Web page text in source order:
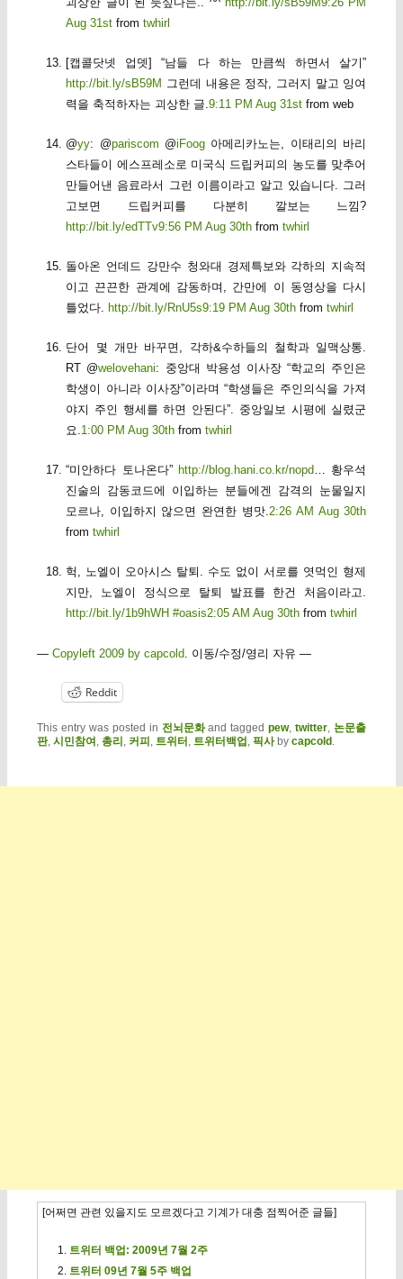
Aug 31st fromtwhirl
[캡콜닷넷 업뎃] “남들 다 하는 만큼씩 하면서 살기”
http://bit.ly/sB59M 그런데 내용은 정작, 그러지 말고 잉여
력을 축적하자는 괴상한 글.9:11 PM Aug 31st from web
@yy: @pariscom @iFoog 아메리카노는, 이태리의 바리
스타들이 에스프레소로 미국식 드립커피의 농도를 맞추어
만들어낸 음료라서 그런 이름이라고 알고 있습니다. 그러
고보면 드립커피를 다분히 깔보는 느낌?
http://bit.ly/edTTv9:56 PM Aug 30th fromtwhirl
돌아온 언데드 강만수 청와대 경제특보와 각하의 지속적
이고 끈끈한 관계에 감동하며, 간만에 이 동영상을 다시
틀었다. http://bit.ly/RnU5s9:19 PM Aug 30th fromtwhirl
단어 몇 개만 바꾸면, 각하&수하들의 철학과 일맥상통.
RT @welovehani: 중앙대 박용성 이사장 “학교의 주인은
학생이 아니라 이사장”이라며 “학생들은 주인의식을 가져
야지 주인 행세를 하면 안된다”. 중앙일보 시평에 실렸군
요.1:00 PM Aug 30th fromtwhirl
“미안하다 토나온다” http://blog.hani.co.kr/nopd… 황우석
진술의 감동코드에 이입하는 분들에겐 감격의 눈물일지
모르나, 이입하지 않으면 완연한 병맛.2:26 AM Aug 30th
fromtwhirl
헉, 노엘이 오아시스 탈퇴. 수도 없이 서로를 엿먹인 형제
지만, 노엘이 정식으로 탈퇴 발표를 한건 처음이라고.
http://bit.ly/1b9hWH #oasis2:05 AM Aug 30th fromtwhirl
— Copyleft 2009 by capcold. 이동/수정/영리 자유 —
Reddit
This entry was posted in 전뇌문화and taggedpew,twitter ,논문출
판, 시민참여 총리 커피 트위터 트위터백업 픽사by capcold.
[어쩌면 관련 있을지도 모르겠다고 기계가 대충 점찍어준 글들]
트위터 백업: 2009년 7월 2주
트위터 09년 7월 5주 백업